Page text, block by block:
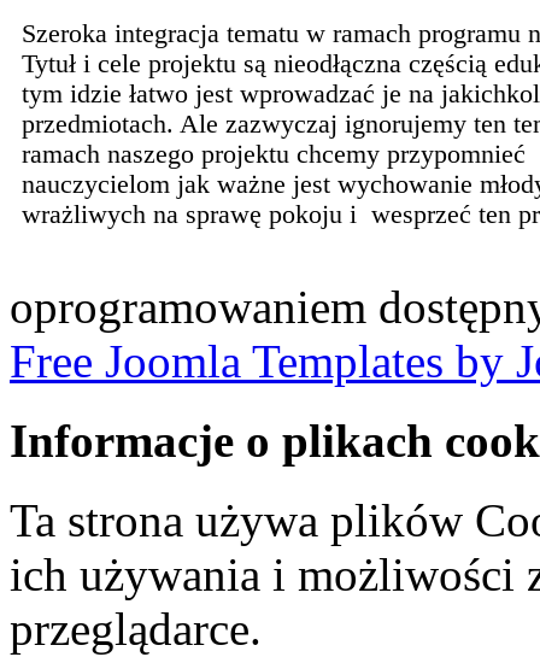
Szeroka integracja tematu w ramach programu
Tytuł i cele projektu są nieodłączna częścią
tym idzie łatwo jest wprowadzać je na
przedmiotach. Ale zazwyczaj ignorujemy ten
ramach naszego projektu chcemy przypomnieć
nauczycielom jak ważne jest wychowanie
wrażliwych na sprawę pokoju i wesprzeć ten
oprogramowaniem
Free Joomla Templates by
Informacje o plikach
Ta strona używa plików
ich używania i możliwości
przeglądarce.